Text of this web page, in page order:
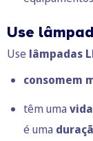
Use
Use lâmpadas
consomem
têm uma
é uma